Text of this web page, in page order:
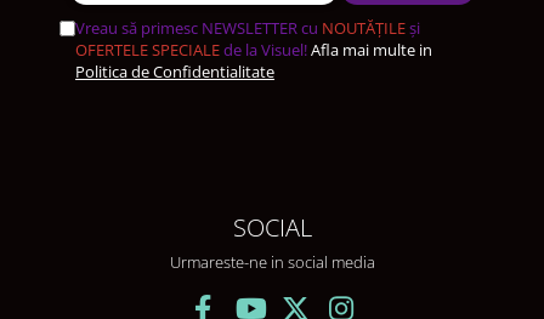
Vreau să primesc NEWSLETTER cu NOUTĂȚILEși
OFERTELE SPECIALEde la Visuel!Afla mai multe in
Politica de Confidentialitate
SOCIAL
Urmareste-ne in social media